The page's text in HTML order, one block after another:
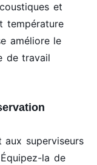
et
température
améliore le
de travail
superviseurs
la de